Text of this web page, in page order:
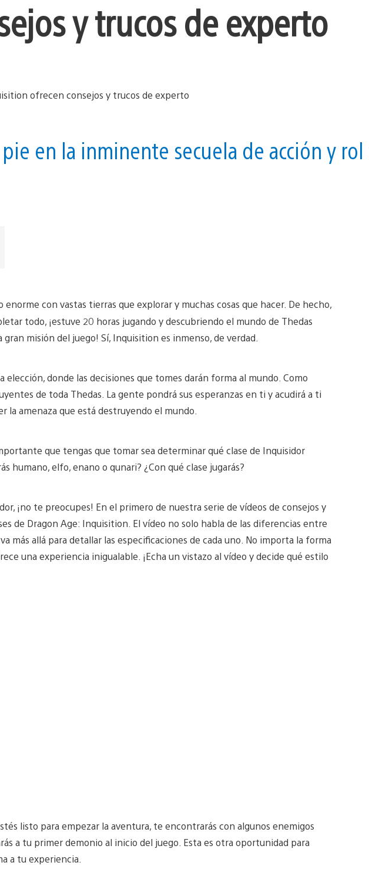
y trucos de experto
en la inminente secuela de acción y rol
enorme con vastas tierras que explorar y muchas cosas que hacer. De hecho,
todo, ¡estuve 20 horas jugando y descubriendo el mundo de Thedas
misión del juego! Sí, Inquisition es inmenso, de verdad.
elección, donde las decisiones que tomes darán forma al mundo. Como
de toda Thedas. La gente pondrá sus esperanzas en ti y acudirá a ti
la amenaza que está destruyendo el mundo.
que tengas que tomar sea determinar qué clase de Inquisidor
humano, elfo, enano o qunari? ¿Con qué clase jugarás?
¡no te preocupes! En el primero de nuestra serie de vídeos de consejos y
de Dragon Age: Inquisition. El vídeo no solo habla de las diferencias entre
más allá para detallar las especificaciones de cada uno. No importa la forma
una experiencia inigualable. ¡Echa un vistazo al vídeo y decide qué estilo
listo para empezar la aventura, te encontrarás con algunos enemigos
a tu primer demonio al inicio del juego. Esta es otra oportunidad para
a tu experiencia.